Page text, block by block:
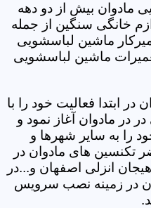
مادوان بیش از دو دهه
خانگی سنگین از جمله
ماشین لباسشویی
ماشین لباسشویی
ابتدا فعالیت خود را با
در مادوان آغاز نمود و
را به سایر شهرها و
تکنسین های مادوان در
انزلی اصفهان و...در
در زمینه نصب سرویس